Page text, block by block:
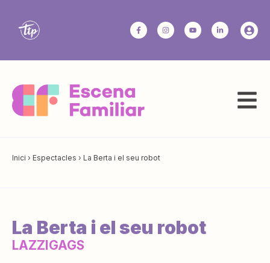
Inici › Espectacles › La Berta i el seu robot
La Berta i el seu robot
LAZZIGAGS